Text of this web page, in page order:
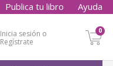
Publica tu libro Ayuda
Inicia sesión o
Regístrate
0